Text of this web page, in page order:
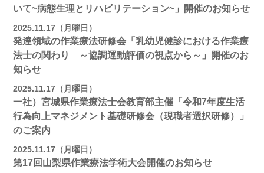
いて~病態生理とリハビリテーション~」開催のお知らせ
2025.11.17（月曜日）
発達領域の作業療法研修会「乳幼児健診における作業療
法士の関わり ～協調運動評価の視点から～」開催のお
知らせ
2025.11.17（月曜日）
一社）宮城県作業療法士会教育部主催「令和7年度生活
行為向上マネジメント基礎研修会（現職者選択研修）」
のご案内
2025.11.17（月曜日）
第17回山梨県作業療法学術大会開催のお知らせ